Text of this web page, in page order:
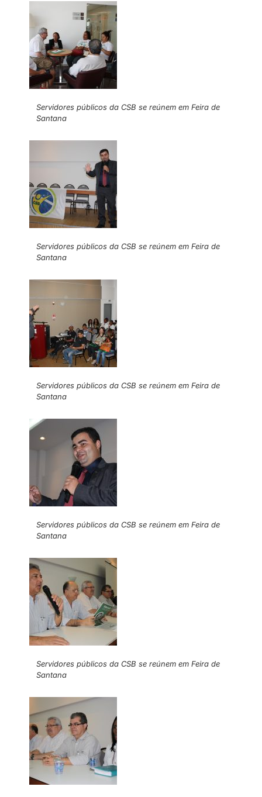
Servidores públicos da CSB se reúnem em Feira de
Santana
Servidores públicos da CSB se reúnem em Feira de
Santana
Servidores públicos da CSB se reúnem em Feira de
Santana
Servidores públicos da CSB se reúnem em Feira de
Santana
Servidores públicos da CSB se reúnem em Feira de
Santana